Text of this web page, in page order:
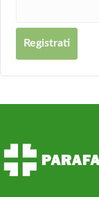
Registrati